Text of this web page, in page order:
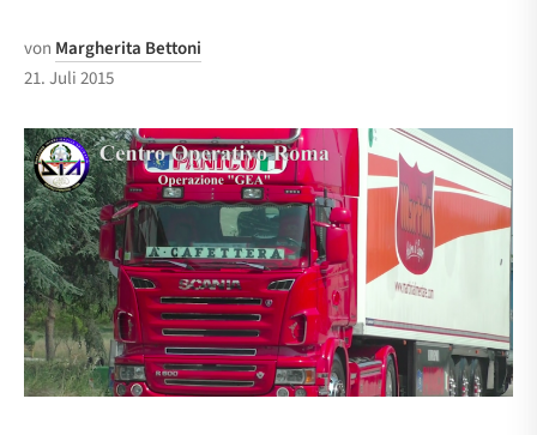
von Margherita Bettoni
21. Juli 2015